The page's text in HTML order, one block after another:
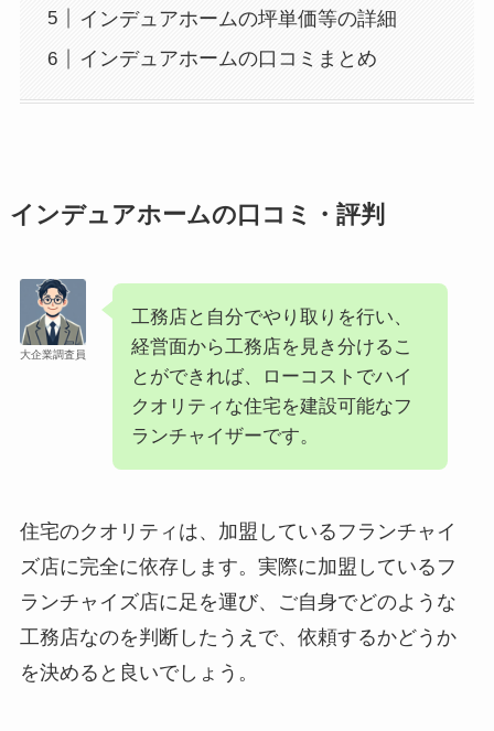
インデュアホームの坪単価等の詳細
インデュアホームの口コミまとめ
インデュアホームの口コミ・評判
大企業調査員
工務店と自分でやり取りを行い、
経営面から工務店を見き分けるこ
とができれば、ローコストでハイ
クオリティな住宅を建設可能なフ
ランチャイザーです。
住宅のクオリティは、加盟しているフランチャイ
ズ店に完全に依存します。実際に加盟しているフ
ランチャイズ店に足を運び、ご自身でどのような
工務店なのを判断したうえで、依頼するかどうか
を決めると良いでしょう。